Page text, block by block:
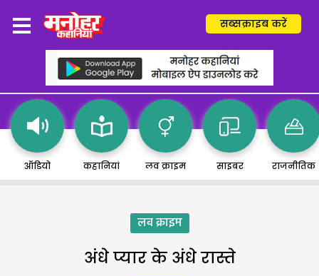
सब्सक्राइब करें
ऑडियो कहानियां लव क्राइम साइबर राजनीतिक
लव क्राइम
अंधे प्यार के अंधे रास्ते